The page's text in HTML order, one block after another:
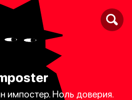
импостер. Ноль доверия.